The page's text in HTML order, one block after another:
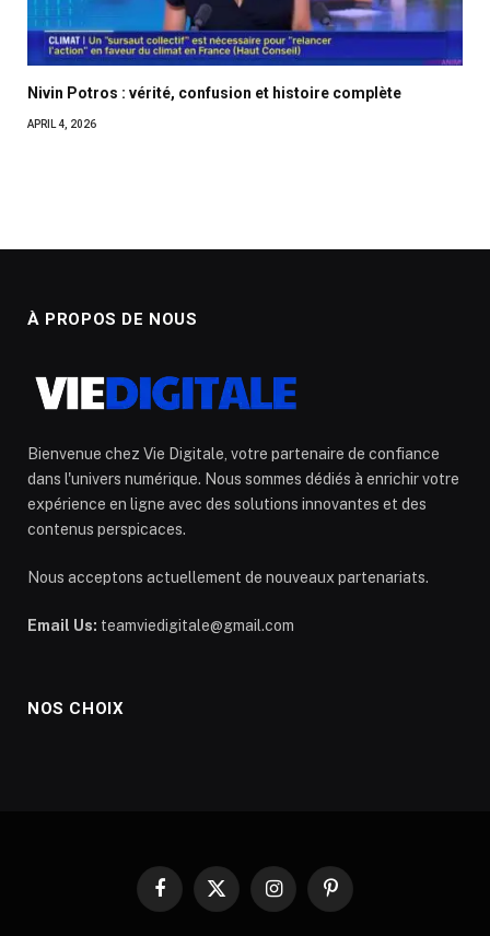
Nivin Potros : vérité, confusion et histoire complète
APRIL 4, 2026
À PROPOS DE NOUS
Bienvenue chez Vie Digitale, votre partenaire de confiance
dans l'univers numérique. Nous sommes dédiés à enrichir votre
expérience en ligne avec des solutions innovantes et des
contenus perspicaces.
Nous acceptons actuellement de nouveaux partenariats.
Email Us: teamviedigitale@gmail.com
NOS CHOIX
Facebook
X
InstagramPinterest